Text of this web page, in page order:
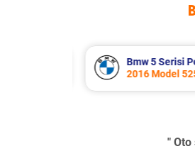
Audi A5
2024
"